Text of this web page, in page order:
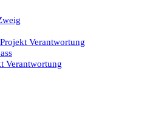
Verantwortung
Verantwortung